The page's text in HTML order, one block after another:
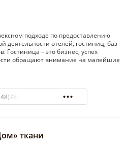
подходе по предоставлению
деятельности отелей, гостиниц, баз
Гостиница – это бизнес, успех
обращают внимание на малейшие
87-57
ткани